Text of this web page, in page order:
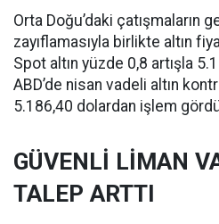
Orta Doğu’daki çatışmaların
zayıflamasıyla birlikte altın
Spot altın yüzde 0,8 artışla
ABD’de nisan vadeli altın
5.186,40 dolardan işlem
GÜVENLİ LİMAN
TALEP ARTTI